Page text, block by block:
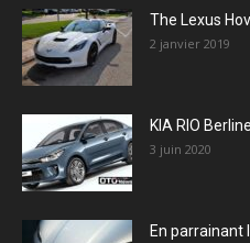
The Lexus
2 janvier 2019
KIA RIO
3 juin 2020
En parrainant